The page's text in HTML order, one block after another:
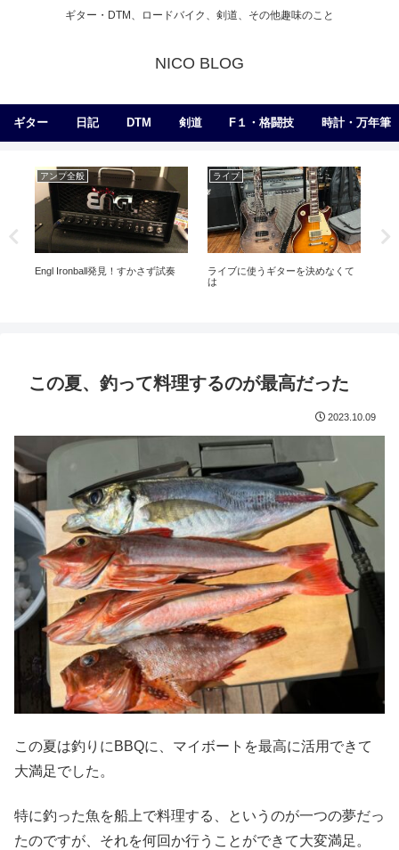
ギター・DTM、ロードバイク、剣道、その他趣味のこと
NICO BLOG
ギター 日記 DTM 剣道 F１・格闘技 時計・万年筆
剣道
暑くなってきたので稽古がしんど
くなりつつある
練習
ピック変更しようかな
この夏、釣って料理するのが最高だった
2023.10.09
この夏は釣りにBBQに、マイボートを最高に活用できて
大満足でした。
特に釣った魚を船上で料理する、というのが一つの夢だっ
たのですが、それを何回か行うことができて大変満足。